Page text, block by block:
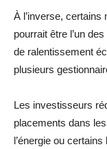
À l’inverse, certains
pourrait être l’un
de ralentissement
plusieurs
Les investisseurs
placements dans
l’énergie ou